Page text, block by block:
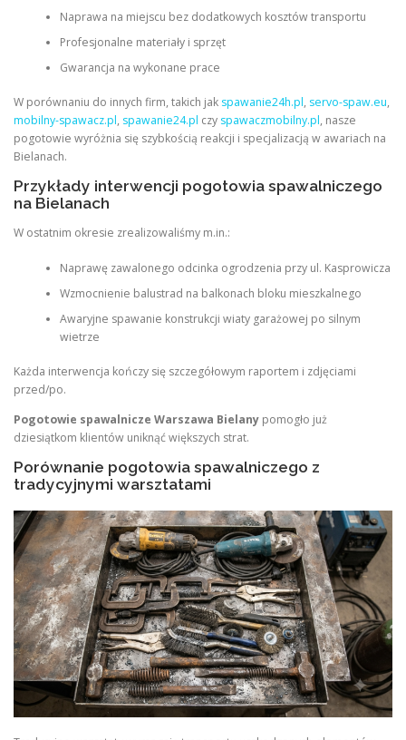
Naprawa na miejscu bez dodatkowych kosztów transportu
Profesjonalne materiały i sprzęt
Gwarancja na wykonane prace
W porównaniu do innych firm, takich jak spawanie24h.pl, servo-spaw.eu,
mobilny-spawacz.pl, spawanie24.pl czy spawaczmobilny.pl, nasze
pogotowie wyróżnia się szybkością reakcji i specjalizacją w awariach na
Bielanach.
Przykłady interwencji pogotowia spawalniczego
na Bielanach
W ostatnim okresie zrealizowaliśmy m.in.:
Naprawę zawalonego odcinka ogrodzenia przy ul. Kasprowicza
Wzmocnienie balustrad na balkonach bloku mieszkalnego
Awaryjne spawanie konstrukcji wiaty garażowej po silnym
wietrze
Każda interwencja kończy się szczegółowym raportem i zdjęciami
przed/po.
Pogotowie spawalnicze Warszawa Bielany pomogło już
dziesiątkom klientów uniknąć większych strat.
Porównanie pogotowia spawalniczego z
tradycyjnymi warsztatami